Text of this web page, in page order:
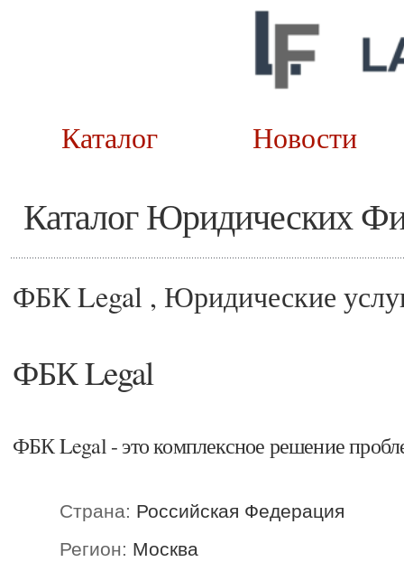
Каталог
Каталог Юридических
ФБК Legal , Юридические
ФБК Legal
ФБК Legal - это комплексное решение
Страна: Российская Федерация
Регион: Москва